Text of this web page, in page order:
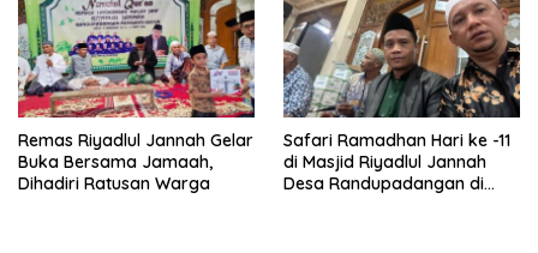
Remas Riyadlul Jannah Gelar
Buka Bersama Jamaah,
Dihadiri Ratusan Warga
Safari Ramadhan Hari ke -11
di Masjid Riyadlul Jannah
Desa Randupadangan di